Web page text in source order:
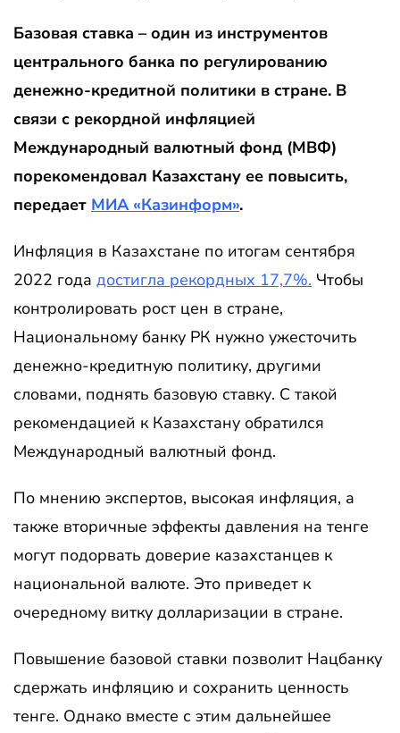
Базовая ставка – один из инструментов
центрального банка по регулированию
денежно-кредитной политики в стране. В
связи с рекордной инфляцией
Международный валютный фонд (МВФ)
порекомендовал Казахстану ее повысить,
передает МИА «Казинформ».
Инфляция в Казахстане по итогам сентября
2022 года достигла рекордных 17,7%. Чтобы
контролировать рост цен в стране,
Национальному банку РК нужно ужесточить
денежно-кредитную политику, другими
словами, поднять базовую ставку. С такой
рекомендацией к Казахстану обратился
Международный валютный фонд.
По мнению экспертов, высокая инфляция, а
также вторичные эффекты давления на тенге
могут подорвать доверие казахстанцев к
национальной валюте. Это приведет к
очередному витку долларизации в стране.
Повышение базовой ставки позволит Нацбанку
сдержать инфляцию и сохранить ценность
тенге. Однако вместе с этим дальнейшее